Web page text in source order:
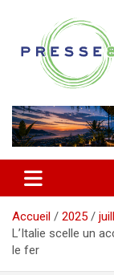
contenu
Presse
Accueil 2025
L’Italie scelle un
le fer